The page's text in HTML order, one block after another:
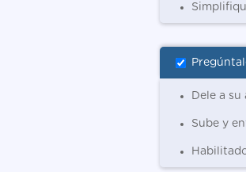
Dele a
Sube y